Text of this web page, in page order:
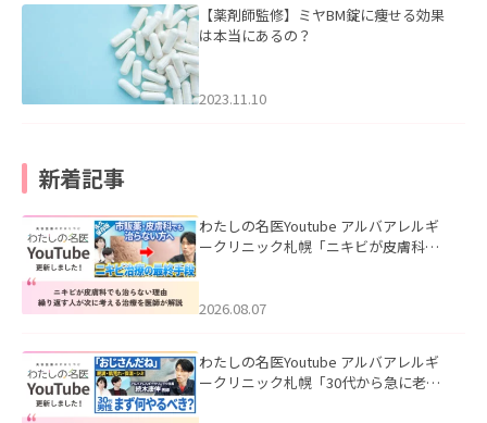
【薬剤師監修】ミヤBM錠に痩せる効果
は本当にあるの？
2023.11.10
新着記事
わたしの名医Youtube アルバアレルギ
ークリニック札幌「ニキビが皮膚科で
ました。
2026.08.07
わたしの名医Youtube アルバアレルギ
ークリニック札幌「30代から急に老け